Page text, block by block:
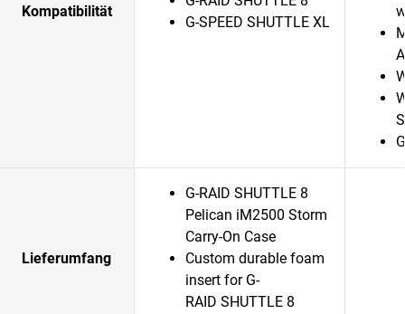
Kompatibilität
G-SPEED SHUTTLE XL
Lieferumfang
G-RAID SHUTTLE 8
Pelican iM2500 Storm
Carry-On Case
Custom durable foam
insert for G-
RAID SHUTTLE 8